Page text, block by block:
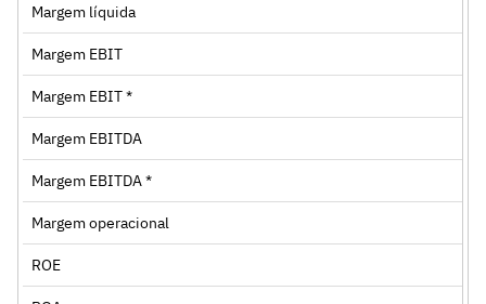
Margem líquida
Margem EBIT
Margem EBIT *
Margem EBITDA
Margem EBITDA *
Margem operacional
ROE